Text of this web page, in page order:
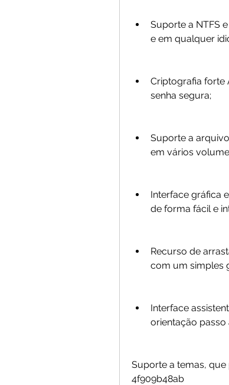
Suporte a NTFS
e em qualquer
Criptografia forte
senha segura;
Suporte a
em vários
Interface gráfica
de forma fácil e
Recurso de
com um simples
Interface
orientação passo
Suporte a temas,
4f909b48ab